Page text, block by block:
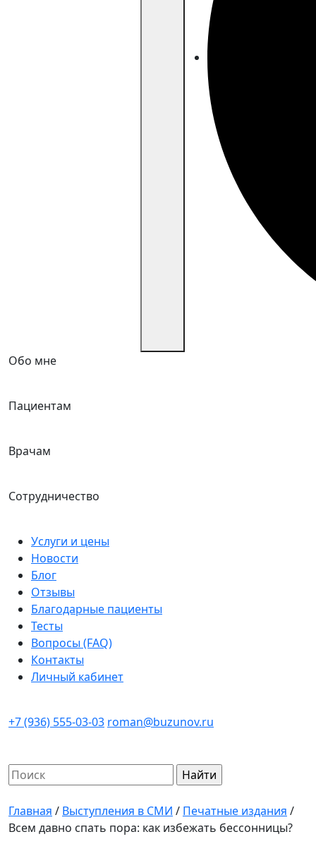
Обо мне
Пациентам
Врачам
Сотрудничество
Услуги и цены
Новости
Блог
Отзывы
Благодарные пациенты
Тесты
Вопросы (FAQ)
Контакты
Личный кабинет
+7 (936) 555-03-03 roman@buzunov.ru
Найти:
Главная / Выступления в СМИ / Печатные издания /
Всем давно спать пора: как избежать бессонницы?